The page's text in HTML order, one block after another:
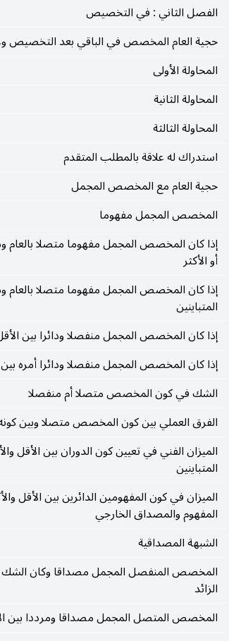
الفصل الثاني : في التخصيص
حجية العام المخصص في الباقي بعد التخصيص
المحاولة الأولى
المحاولة الثانية
المحاولة الثالثة
استدراك له علاقة بالمطلب المتقدم
حجية العام مع المخصص المجمل
المخصص المجمل مفهوما
إذا كان المخصص المجمل مفهوما متصلا بالعام
أو الأكثر
إذا كان المخصص المجمل مفهوما متصلا بالعام
المتباينين
إذا كان المخصص المجمل منفصلا ودائرا بين
إذا كان المخصص المجمل منفصلا ودائرا أمره بين
الشك في كون المخصص متصلا أم منفصلا
الفرق العملي بين كون المخصص متصلا وبين
الميزان الفني في تعيين كون الدوران بين الأقل
المتباينين
الميزان في كون المفهومين الدائرين بين الأقل
المفهوم والمصداق الخارجي
الشبهة المصداقية
المخصص المنفصل المجمل مصداقا وكان
الزائد
المخصص المتصل المجمل مصداقا ومرددا بين